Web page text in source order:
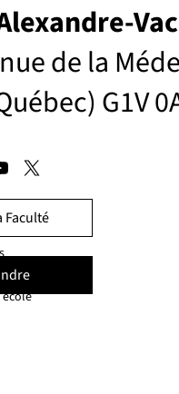
de la
G1V
Faculté